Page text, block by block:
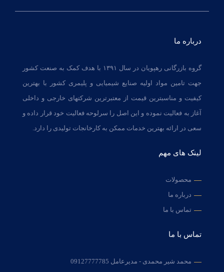
درباره ما
گروه بازرگانی رهپویان در سال ۱۳۹۱ با هدف کمک به صنعت کشور
جهت تامین مواد اولیه صنایع شیمیایی و پلیمری کشور با بهترین
کیفیت و مناسبترین قیمت از معتبرترین شرکتهای خارجی و داخلی
آغاز به فعالیت نموده و این اصل را سرلوحه فعالیت خود قرار داده و
سعی در ارائه بهترین خدمات ممکن به کارخانجات تولیدی را دارد.
لینک های مهم
محصولات
درباره ما
تماس با ما
تماس با ما
محمد شیر محمدی - مدیرعامل 09127777785